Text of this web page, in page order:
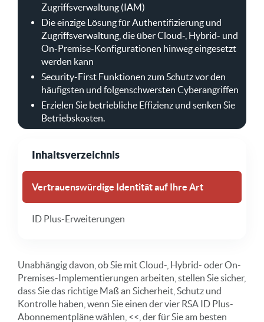
Zugriffsverwaltung (IAM)
Die einzige Lösung für Authentifizierung und
Zugriffsverwaltung, die über Cloud-, Hybrid- und
On-Premise-Konfigurationen hinweg eingesetzt
werden kann
Security-First Funktionen zum Schutz vor den
häufigsten und folgenschwersten Cyberangriffen
Erzielen Sie betriebliche Effizienz und senken Sie
Betriebskosten.
Inhaltsverzeichnis
Vertrauenswürdige Identität auf Ihre Art
ID Plus-Erweiterungen
Unabhängig davon, ob Sie mit Cloud-, Hybrid- oder On-
Premises-Implementierungen arbeiten, stellen Sie sicher,
dass Sie das richtige Maß an Sicherheit, Schutz und
Kontrolle haben, wenn Sie einen der vier RSA ID Plus-
Abonnementpläne wählen, <<, der für Sie am besten